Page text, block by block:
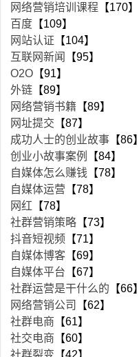
网络营销培训课程 【170】
百度 【109】
网站认证 【104】
互联网新闻
【95】
O2O 【91】
外链 【89】
网络营销书籍 【89】
网址提交 【87】
成功人士的创业故事 【86】
创业小故事案例
【84】
自媒体怎么赚钱 【78】
自媒体运营 【78】
网红 【78】
社群营销策略 【73】
抖音短视频 【71】
自媒体博客 【69】
自媒体平台 【67】
社群运营是干什么的 【66】
网络营销公司
【62】
社群电商 【61】
社交电商 【60】